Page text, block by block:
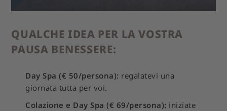
QUALCHE IDEA PER LA VOSTRA
PAUSA BENESSERE:
Day Spa (€ 50/persona): regalatevi una
giornata tutta per voi.
Colazione e Day Spa (€ 69/persona): iniziate